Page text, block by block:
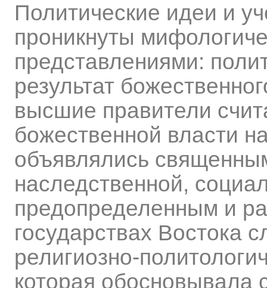
Политические идеи и
проникнуты
представлениями:
результат
высшие правители
божественной власти
объявлялись
наследственной,
предопределенным и
государствах Востока
религиозно-
которая